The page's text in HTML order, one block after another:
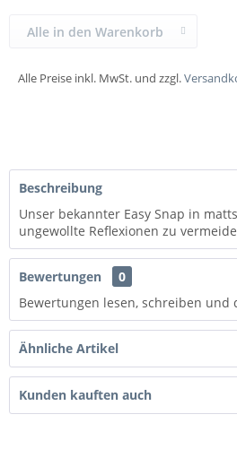
Alle Preise inkl. MwSt. und zzgl.
Alle in den Warenkorb
Beschreibung
Unser bekannter Easy Snap in
ungewollte Reflexionen zu
Bewertungen
0
Bewertungen lesen, schreiben und
Ähnliche Artikel
Kunden kauften auch